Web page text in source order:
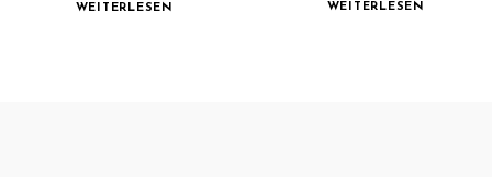
WEITERLESEN WEITERLESEN